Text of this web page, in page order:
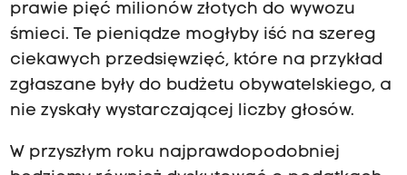
prawie pięć milionów złotych do wywozu
śmieci. Te pieniądze mogłyby iść na szereg
ciekawych przedsięwzięć, które na przykład
zgłaszane były do budżetu obywatelskiego, a
nie zyskały wystarczającej liczby głosów.
W przyszłym roku najprawdopodobniej